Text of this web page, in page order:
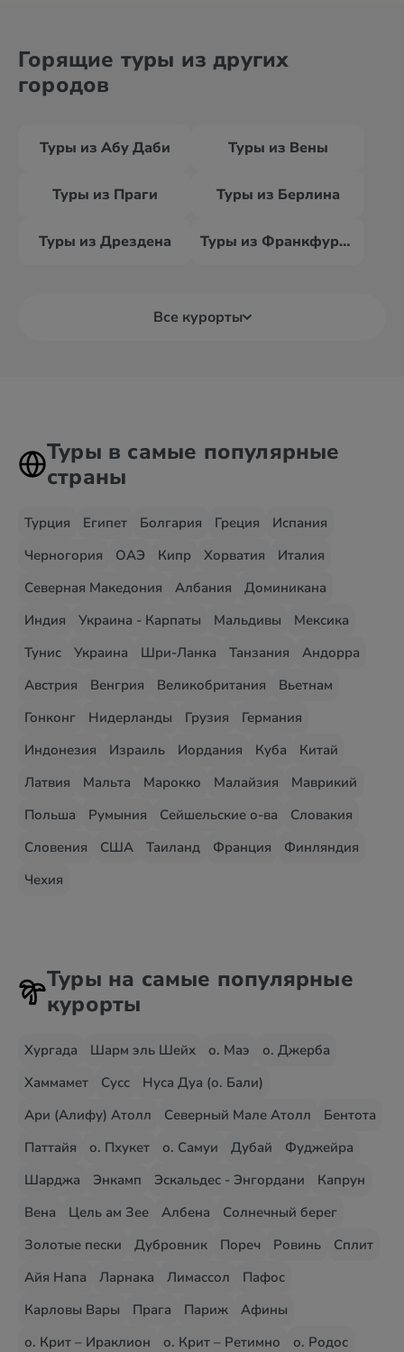
Горящие туры из других
городов
Туры из Абу Даби Туры из Вены
Туры из Праги Туры из Берлина
Туры из Дрездена Туры из Франкфурта-на-Майне
Все курорты
Туры в самые популярные
страны
Турция Египет Болгария Греция
Испания
Черногория
ОАЭ Кипр Хорватия
Италия
Северная Македония
Албания
Доминикана
Индия
Украина - Карпаты Мальдивы
Мексика
Тунис
Украина Шри-Ланка Танзания
Андорра
Австрия
Венгрия Великобритания
Вьетнам
Гонконг
Нидерланды Грузия
Германия
Индонезия
Израиль Иордания Куба
Китай
Латвия
Мальта Марокко Малайзия
Маврикий
Польша
Румыния Сейшельские о-ва
Словакия
Словения
США Таиланд Франция
Финляндия
Чехия
Туры на самые популярные
курорты
Хургада Шарм эль Шейх о. Маэ
о. Джерба
Хаммамет
Сусс
Нуса Дуа (о. Бали)
Ари (Алифу) Атолл
Северный Мале Атолл
Бентота
Паттайя
о. Пхукет о. Самуи Дубай
Фуджейра
Шарджа
Энкамп Эскальдес - Энгордани
Капрун
Вена
Цель ам Зее Албена
Солнечный берег
Золотые пески
Дубровник Пореч Ровинь
Сплит
Айя Напа
Ларнака Лимассол
Пафос
Карловы Вары
Прага Париж
Афины
о. Крит – Ираклион
о. Крит – Ретимно
о. Родос